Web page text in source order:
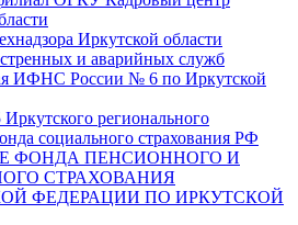
Иркутской области
и аварийных служб
ИФНС России № 6 по Иркутской
регионального
социального страхования РФ
ФОНДА ПЕНСИОННОГО И
СТРАХОВАНИЯ
ФЕДЕРАЦИИ ПО ИРКУТСКОЙ